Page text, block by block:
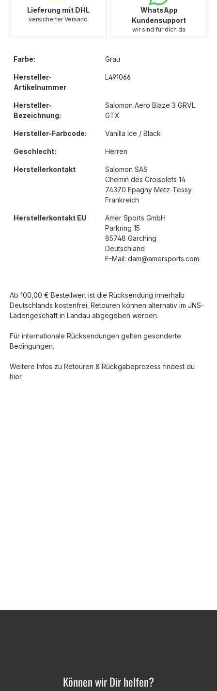
Lieferung mit DHL
versicherter Versand
WhatsApp
Kundensupport
wir sind für dich da
Farbe: Grau
Hersteller-
Artikelnummer
L491066
Hersteller-
Bezeichnung:
Salomon Aero Blaze 3 GRVL
GTX
Hersteller-Farbcode: Vanilla Ice / Black
Geschlecht: Herren
Herstellerkontakt
Salomon SAS
Chemin des Croiselets 14
74370 Epagny Metz-Tessy
Frankreich
Herstellerkontakt EU
Amer Sports GmbH
Parkring 15
85748 Garching
Deutschland
E-Mail: dam@amersports.com
Ab 100,00 € Bestellwert ist die Rücksendung innerhalb
Deutschlands kostenfrei. Retouren können alternativ im JNS-
Ladengeschäft in Landau abgegeben werden.
Für internationale Rücksendungen gelten gesonderte
Bedingungen.
Weitere Infos zu Retouren & Rückgabeprozess findest du
hier.
Können wir Dir helfen?